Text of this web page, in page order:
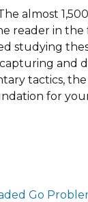
almost
reader in the
studying
and
tactics,
for
Go